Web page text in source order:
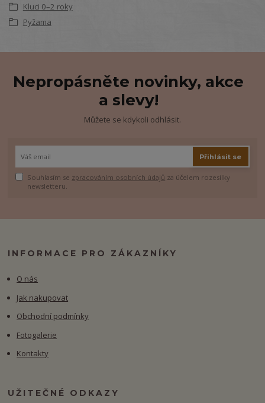
Kluci 0–2 roky
Pyžama
Nepropásněte novinky, akce
a slevy!
Můžete se kdykoli odhlásit.
Přihlásit se
Souhlasím se zpracováním osobních údajů za účelem rozesílky
newsletteru.
INFORMACE PRO ZÁKAZNÍKY
O nás
Jak nakupovat
Obchodní podmínky
Fotogalerie
Kontakty
UŽITEČNÉ ODKAZY